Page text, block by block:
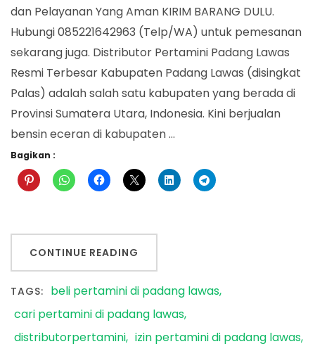
dan Pelayanan Yang Aman KIRIM BARANG DULU.
Hubungi 085221642963 (Telp/WA) untuk pemesanan
sekarang juga. Distributor Pertamini Padang Lawas
Resmi Terbesar Kabupaten Padang Lawas (disingkat
Palas) adalah salah satu kabupaten yang berada di
Provinsi Sumatera Utara, Indonesia. Kini berjualan
bensin eceran di kabupaten …
Bagikan :
CONTINUE READING
TAGS: beli pertamini di padang lawas
cari pertamini di padang lawas
distributorpertamini izin pertamini di padang lawas